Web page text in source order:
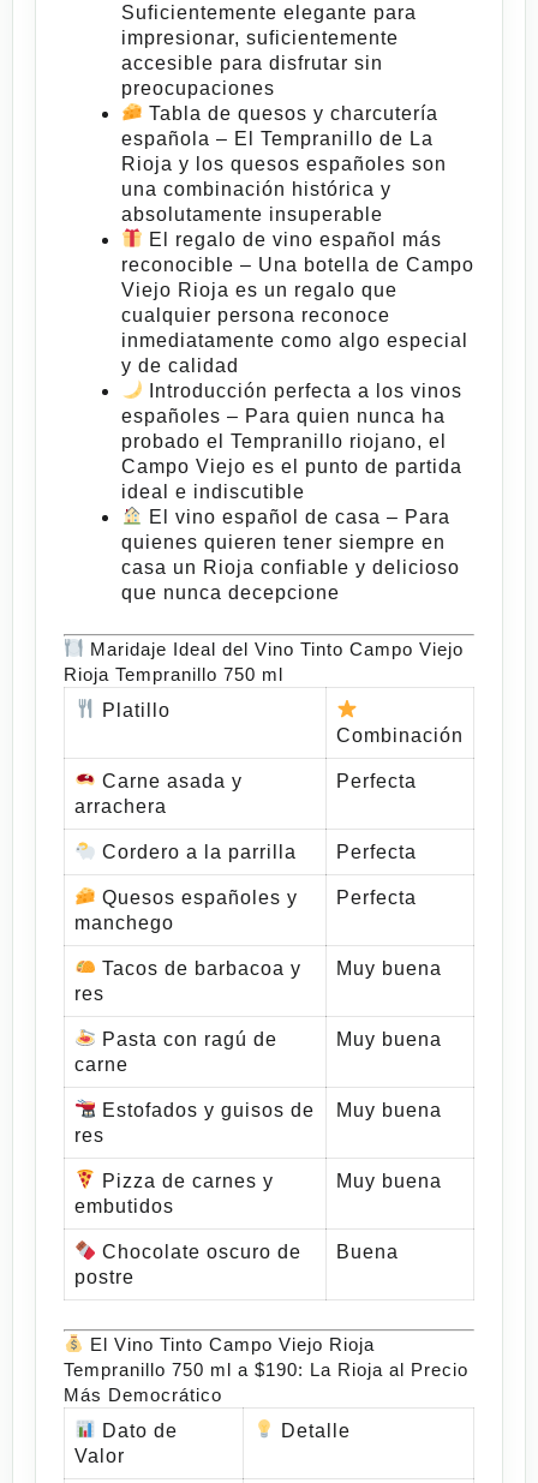
Suficientemente elegante para
impresionar, suficientemente
accesible para disfrutar sin
preocupaciones
Tabla de quesos y charcutería
española – El Tempranillo de La
Rioja y los quesos españoles son
una combinación histórica y
absolutamente insuperable
El regalo de vino español más
reconocible – Una botella de Campo
Viejo Rioja es un regalo que
cualquier persona reconoce
inmediatamente como algo especial
y de calidad
Introducción perfecta a los vinos
españoles – Para quien nunca ha
probado el Tempranillo riojano, el
Campo Viejo es el punto de partida
ideal e indiscutible
El vino español de casa – Para
quienes quieren tener siempre en
casa un Rioja confiable y delicioso
que nunca decepcione
Maridaje Ideal del Vino Tinto Campo Viejo
Rioja Tempranillo 750 ml
Platillo
Combinación
Carne asada y
arrachera
Perfecta
Cordero a la parrilla Perfecta
Quesos españoles y
manchego
Perfecta
Tacos de barbacoa y
res
Muy buena
Pasta con ragú de
carne
Muy buena
Estofados y guisos de
res
Muy buena
Pizza de carnes y
embutidos
Muy buena
Chocolate oscuro de
postre
Buena
El Vino Tinto Campo Viejo Rioja
Tempranillo 750 ml a $190: La Rioja al Precio
Más Democrático
Dato de
Valor
Detalle